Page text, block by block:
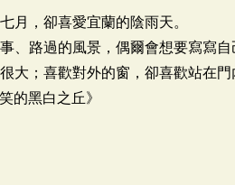
月，卻喜愛宜蘭的陰雨天。
、路過的風景，偶爾會想要寫寫自
大；喜歡對外的窗，卻喜歡站在
的黑白之丘》